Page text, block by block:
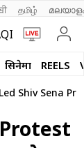
தமிழ்
सिनेमा REELS
Shiv Sena